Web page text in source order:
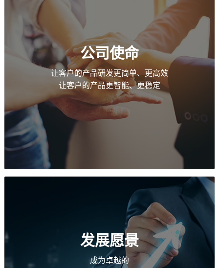
公司使命
让客户的产品研发更简单、更高效
让客户的产品更智能、更稳定
发展愿景
成为卓越的